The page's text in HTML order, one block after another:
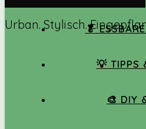
Urban. Stylisch.🥬
💡 TIPPS
🎨 DIY